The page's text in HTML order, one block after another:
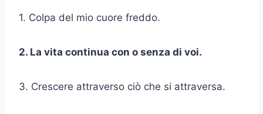
1. Colpa del mio cuore freddo.
2. La vita continua con o senza di voi.
3. Crescere attraverso ciò che si attraversa.